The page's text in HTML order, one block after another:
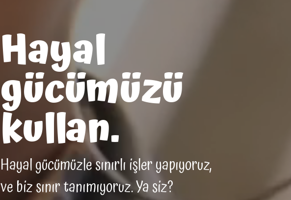
Hayal
gücümüzü
kullan.
Hayal gücümüzle sınırlı işler yapıyoruz,
ve biz sınır tanımıyoruz. Ya siz?